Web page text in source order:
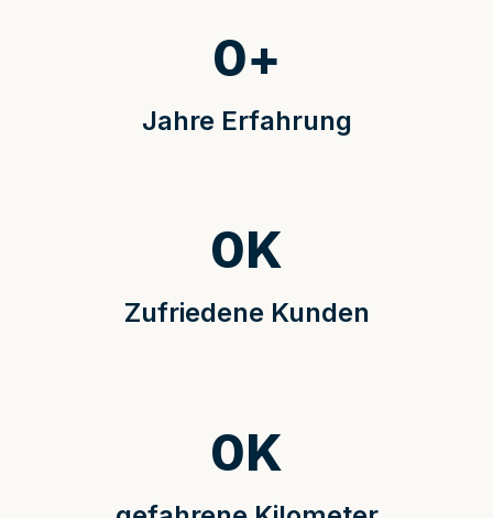
Jahre Erfahrung
0+
Zufriedene Kunden
0K
0K